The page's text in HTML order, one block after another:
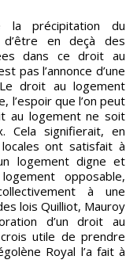
la précipitation du
en deçà des
dans ce droit au
pas l’annonce d’une
droit au logement
l’espoir que l’on peut
au logement ne soit
Cela signifierait, en
ont satisfait à
logement digne et
opposable,
à une
lois Quilliot, Mauroy
d’un droit au
utile de prendre
Royal l’a fait à